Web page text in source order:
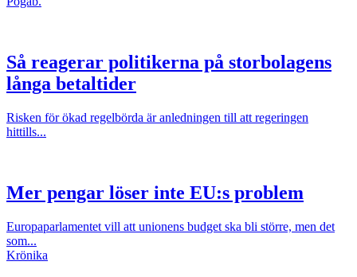
Så reagerar politikerna på storbolagens
långa betaltider
Risken för ökad regelbörda är anledningen till att regeringen
hittills...
Mer pengar löser inte EU:s problem
Europaparlamentet vill att unionens budget ska bli större, men det
som...
Krönika